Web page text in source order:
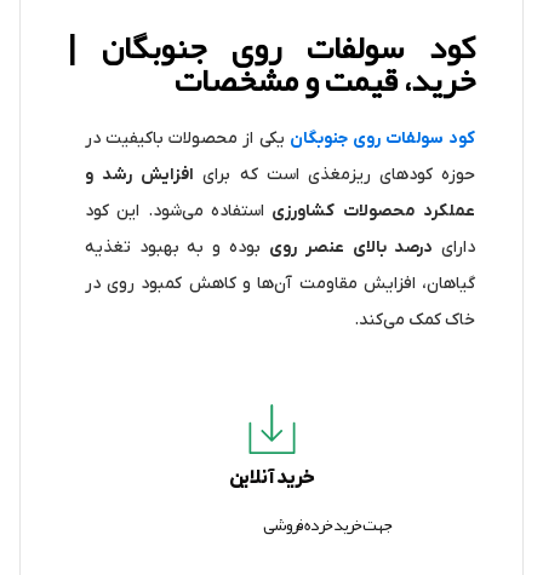
کود سولفات روی جنوبگان |
خرید، قیمت و مشخصات
کود سولفات روی جنوبگان یکی از محصولات باکیفیت در
حوزه کودهای ریزمغذی است که برای افزایش رشد و
عملکرد محصولات کشاورزی استفاده می‌شود. این کود
دارای درصد بالای عنصر روی بوده و به بهبود تغذیه
گیاهان، افزایش مقاومت آن‌ها و کاهش کمبود روی در
خاک کمک می‌کند.
خرید آنلاین
جهت خرید خرده فروشی